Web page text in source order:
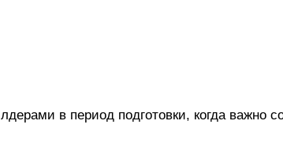
в период подготовки, когда важно